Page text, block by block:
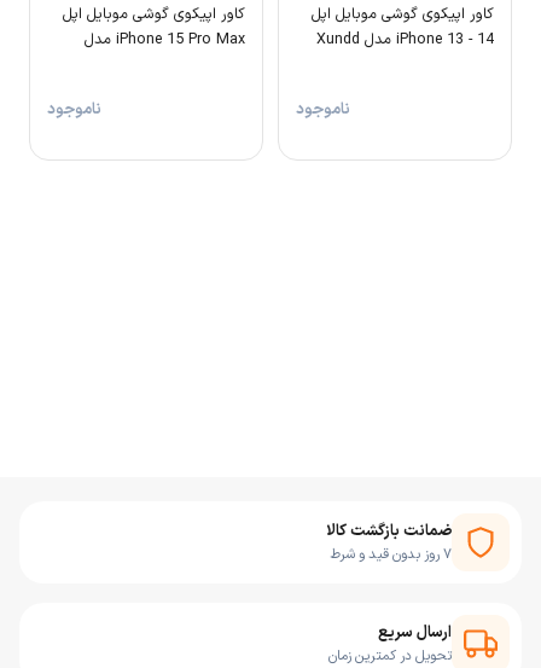
کاور اپیکوی گوشی موبایل اپل
iPhone 13 - 14 مدل Xundd
ناموجود
کاور اپیکوی گوشی موبایل اپل
iPhone 15 Pro Max مدل
ناموجود
ضمانت بازگشت کالا
۷ روز بدون قید و شرط
ارسال سریع
تحویل در کمترین زمان